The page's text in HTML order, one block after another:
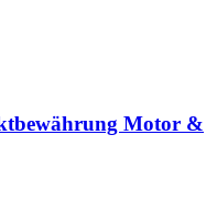
Motor &